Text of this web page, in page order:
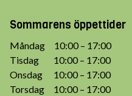
Sommarens öppettider
Måndag 10:00 – 17:00
Tisdag 10:00 – 17:00
Onsdag 10:00 – 17:00
Torsdag 10:00 – 17:00